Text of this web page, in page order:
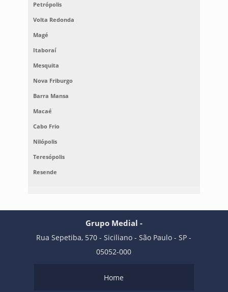
Petrópolis
Volta Redonda
Magé
Itaboraí
Mesquita
Nova Friburgo
Barra Mansa
Macaé
Cabo Frio
Nilópolis
Teresópolis
Resende
Grupo Medial -
Rua Sepetiba, 570 - Siciliano - São Paulo - SP -
05052-000
Home